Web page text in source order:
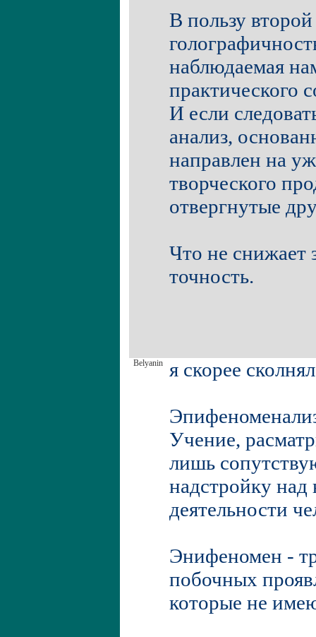
В пользу
наблюдаемая
практического
И если
анализ,
направлен на
творческого
отвергнутые
Что не снижает
точность.
Belyanin я скорее
Учение,
лишь
надстройку
деятельности
Энифеномен -
побочных
которые не